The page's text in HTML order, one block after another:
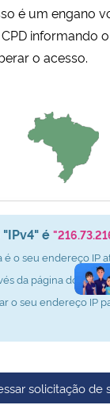
Regional
e dos Direitos
é um engano
informando
o acesso.
é
é o seu endereço IP
da página do CPD
o seu endereço IP
solicitação de